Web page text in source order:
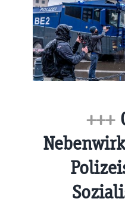
+++